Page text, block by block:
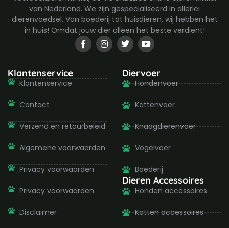
van Nederland. We zijn gespecialiseerd in allerlei
dierenvoedsel. Van boederij tot huisdieren, wij hebben het
in huis! Omdat jouw dier alleen het beste verdient!
F
a
c
o
I
n
s
g
T
w
i
t
e
r
Y
o
u
u
b
e
Klantenservice
Klantenservice
Contact
Verzend en retourbeleid
Algemene voorwaarden
Privacy voorwaarden
Privacy voorwaarden
Disclaimer
Diervoer
Hondenvoer
Kattenvoer
Knaagdierenvoer
Vogelvoer
Boederij
Dieren Accessoires
Honden accessoires
Katten accessoires